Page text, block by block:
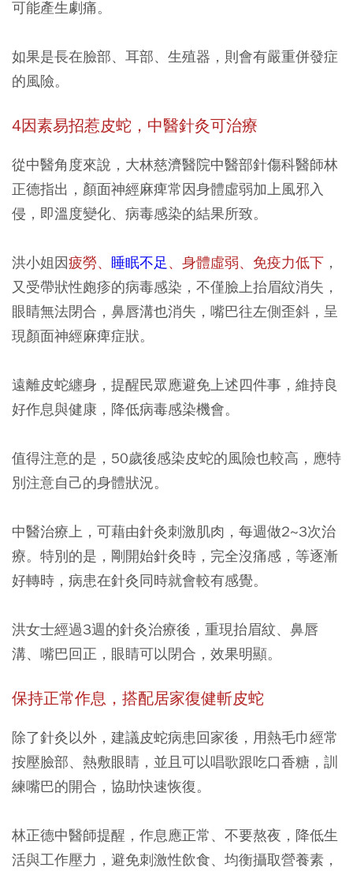
可能產生劇痛。
如果是長在臉部、耳部、生殖器，則會有嚴重併發症
的風險。
4因素易招惹皮蛇，中醫針灸可治療
從中醫角度來說，大林慈濟醫院中醫部針傷科醫師林
正德指出，顏面神經麻痺常因身體虛弱加上風邪入
侵，即溫度變化、病毒感染的結果所致。
洪小姐因疲勞、 睡眠不足 、身體虛弱、免疫力低下 ，
又受帶狀性皰疹的病毒感染，不僅臉上抬眉紋消失，
眼睛無法閉合，鼻唇溝也消失，嘴巴往左側歪斜，呈
現顏面神經麻痺症狀。
遠離皮蛇纏身，提醒民眾應避免上述四件事，維持良
好作息與健康，降低病毒感染機會。
值得注意的是，50歲後感染皮蛇的風險也較高，應特
別注意自己的身體狀況。
中醫治療上，可藉由針灸刺激肌肉，每週做2~3次治
療。特別的是，剛開始針灸時，完全沒痛感，等逐漸
好轉時，病患在針灸同時就會較有感覺。
洪女士經過3週的針灸治療後，重現抬眉紋、鼻唇
溝、嘴巴回正，眼睛可以閉合，效果明顯。
保持正常作息，搭配居家復健斬皮蛇
除了針灸以外，建議皮蛇病患回家後，用熱毛巾經常
按壓臉部、熱敷眼睛，並且可以唱歌跟吃口香糖，訓
練嘴巴的開合，協助快速恢復。
林正德中醫師提醒，作息應正常、不要熬夜，降低生
活與工作壓力，避免刺激性飲食、均衡攝取營養素，